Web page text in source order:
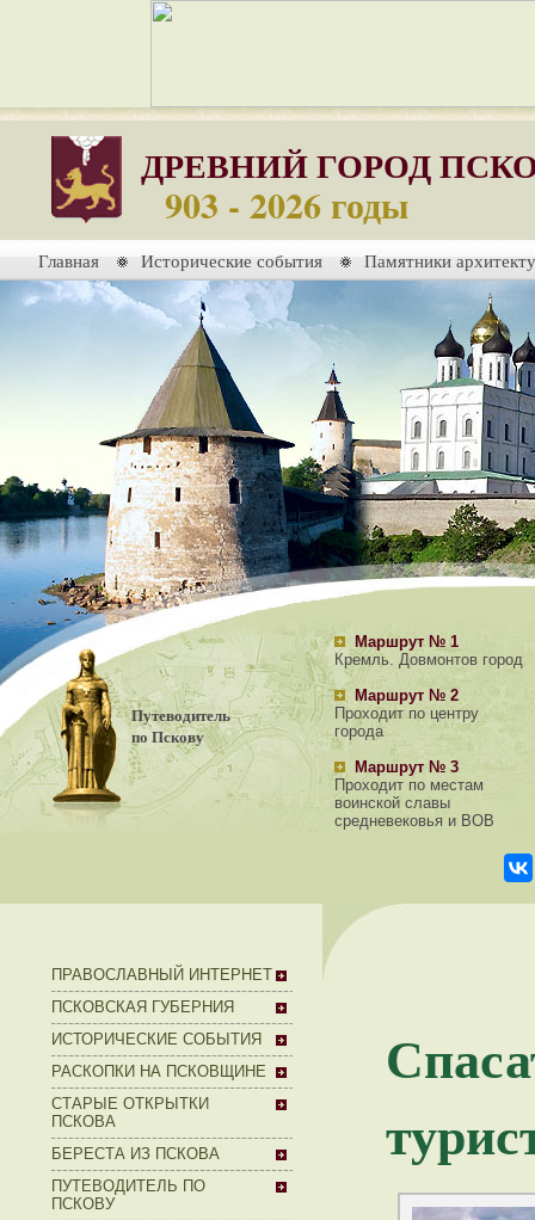
ДРЕВНИЙ ГОРОД
903 - 2026 годы
Главная Исторические события Памятники
Путеводитель
по Пскову
Маршрут № 1
Кремль. Довмонтов город
Маршрут № 2
Проходит по центру
города
Маршрут № 3
Проходит по местам
воинской славы
средневековья и ВОВ
ПРАВОСЛАВНЫЙ ИНТЕРНЕТ
ПСКОВСКАЯ ГУБЕРНИЯ
ИСТОРИЧЕСКИЕ СОБЫТИЯ
РАСКОПКИ НА ПСКОВЩИНЕ
СТАРЫЕ ОТКРЫТКИ
ПСКОВА
БЕРЕСТА ИЗ ПСКОВА
ПУТЕВОДИТЕЛЬ ПО
ПСКОВУ